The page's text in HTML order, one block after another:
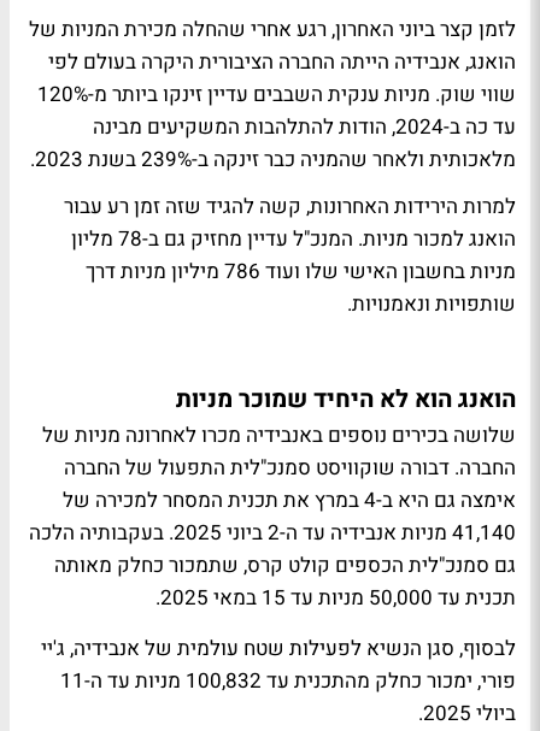
לזמן קצר ביוני האחרון, רגע אחרי שהחלה מכירת המניות של
הואנג, אנבידיה הייתה החברה הציבורית היקרה בעולם לפי
שווי שוק. מניות ענקית השבבים עדיין זינקו ביותר מ-120%
עד כה ב-2024, הודות להתלהבות המשקיעים מבינה
מלאכותית ולאחר שהמניה כבר זינקה ב-239% בשנת 2023.
למרות הירידות האחרונות, קשה להגיד שזה זמן רע עבור
הואנג למכור מניות. המנכ"ל עדיין מחזיק גם ב-78 מליון
מניות בחשבון האישי שלו ועוד 786 מיליון מניות דרך
שותפויות ונאמנויות.
הואנג הוא לא היחיד שמוכר מניות
שלושה בכירים נוספים באנבידיה מכרו לאחרונה מניות של
החברה. דבורה שוקוויסט סמנכ"לית התפעול של החברה
אימצה גם היא ב-4 במרץ את תכנית המסחר למכירה של
41,140 מניות אנבידיה עד ה-2 ביוני 2025. בעקבותיה הלכה
גם סמנכ"לית הכספים קולט קרס, שתמכור כחלק מאותה
תכנית עד 50,000 מניות עד 15 במאי 2025.
לבסוף, סגן הנשיא לפעילות שטח עולמית של אנבידיה, ג'יי
פורי, ימכור כחלק מהתכנית עד 100,832 מניות עד ה-11
ביולי 2025.